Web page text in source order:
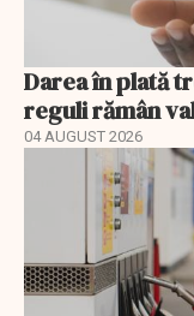
Darea în plată
reguli rămân
04 AUGUST 2026